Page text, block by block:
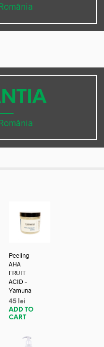
Peeling
AHA
FRUIT
ACID –
Yamuna
45 lei
ADD TO
CART